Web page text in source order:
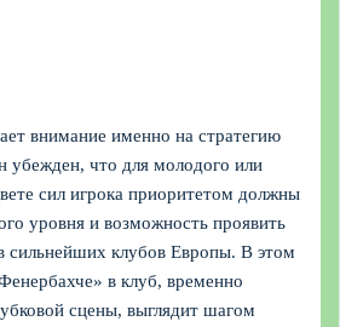
внимание именно на стратегию
убежден, что для молодого или
сил игрока приоритетом должны
уровня и возможность проявить
сильнейших клубов Европы. В этом
в клуб, временно
сцены, выглядит шагом